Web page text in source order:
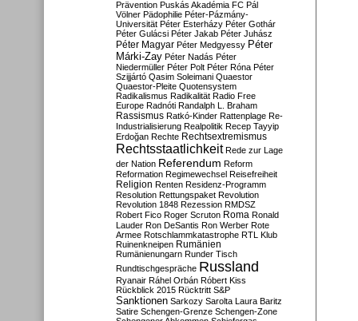
Prävention Puskás Akadémia FC Pál
Völner Pädophilie Péter-Pázmány-
Universität Péter Esterházy Péter Gothár
Péter Gulácsi Péter Jakab Péter Juhász
Péter Magyar Péter Medgyessy Péter
Márki-Zay Péter Nadás Péter
Niedermüller Péter Polt Péter Róna Péter
Szijjártó Qasim Soleimani Quaestor
Quaestor-Pleite Quotensystem
Radikalismus Radikalität Radio Free
Europe Radnóti Randalph L. Braham
Rassismus Ratkó-Kinder Rattenplage Re-
Industrialisierung Realpolitik Recep Tayyip
Erdoğan Rechte Rechtsextremismus
Rechtsstaatlichkeit Rede zur Lage
der Nation Referendum Reform
Reformation Regimewechsel Reisefreiheit
Religion Renten Residenz-Programm
Resolution Rettungspaket Revolution
Revolution 1848 Rezession RMDSZ
Robert Fico Roger Scruton Roma Ronald
Lauder Ron DeSantis Ron Werber Rote
Armee Rotschlammkatastrophe RTL Klub
Ruinenkneipen Rumänien
Rumänienungarn Runder Tisch
Rundtischgespräche Russland
Ryanair Ráhel Orbán Róbert Kiss
Rückblick 2015 Rücktritt S&P
Sanktionen Sarkozy Sarolta Laura Baritz
Satire Schengen-Grenze Schengen-Zone